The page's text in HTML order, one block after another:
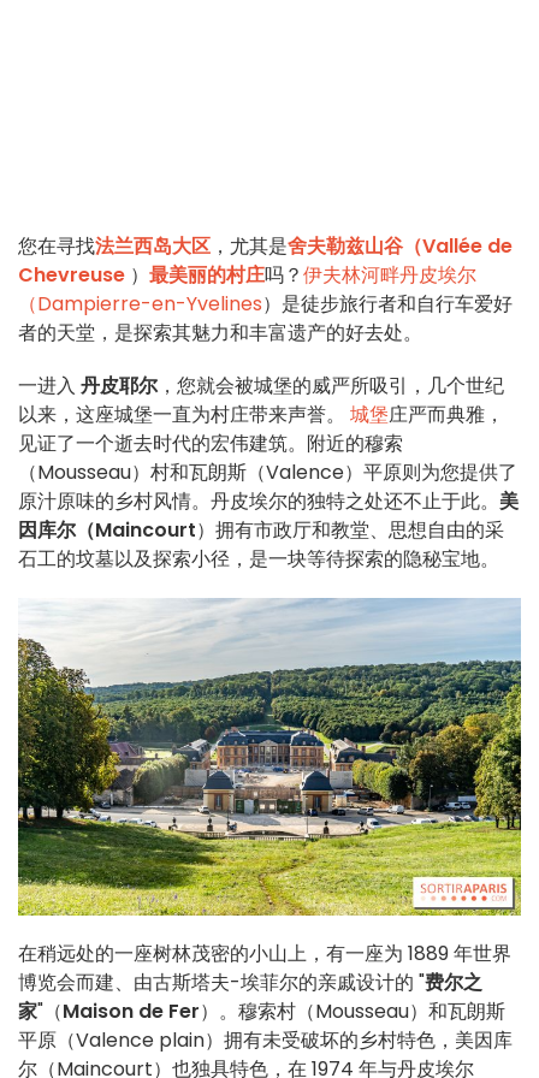
您在寻找法兰西岛大区 ，尤其是舍夫勒兹山谷（Vallée de
Chevreuse ） 最美丽的村庄吗？伊夫林河畔丹皮埃尔
（Dampierre-en-Yvelines）是徒步旅行者和自行车爱好
者的天堂，是探索其魅力和丰富遗产的好去处。
一进入 丹皮耶尔， 您就会被城堡的威严所吸引，几个世纪
以来，这座城堡一直为村庄带来声誉。 城堡庄严而典雅，
见证了一个逝去时代的宏伟建筑。附近的穆索
（Mousseau）村和瓦朗斯（Valence）平原则为您提供了
原汁原味的乡村风情。丹皮埃尔的独特之处还不止于此。 美
因库尔（Maincourt）拥有市政厅和教堂、思想自由的采
石工的坟墓以及探索小径，是一块等待探索的隐秘宝地。
在稍远处的一座树林茂密的小山上，有一座为 1889 年世界
博览会而建、由古斯塔夫-埃菲尔的亲戚设计的 "费尔之
家"（Maison de Fer）。穆索村（Mousseau）和瓦朗斯
平原（Valence plain）拥有未受破坏的乡村特色，美因库
尔（Maincourt）也独具特色，在 1974 年与丹皮埃尔